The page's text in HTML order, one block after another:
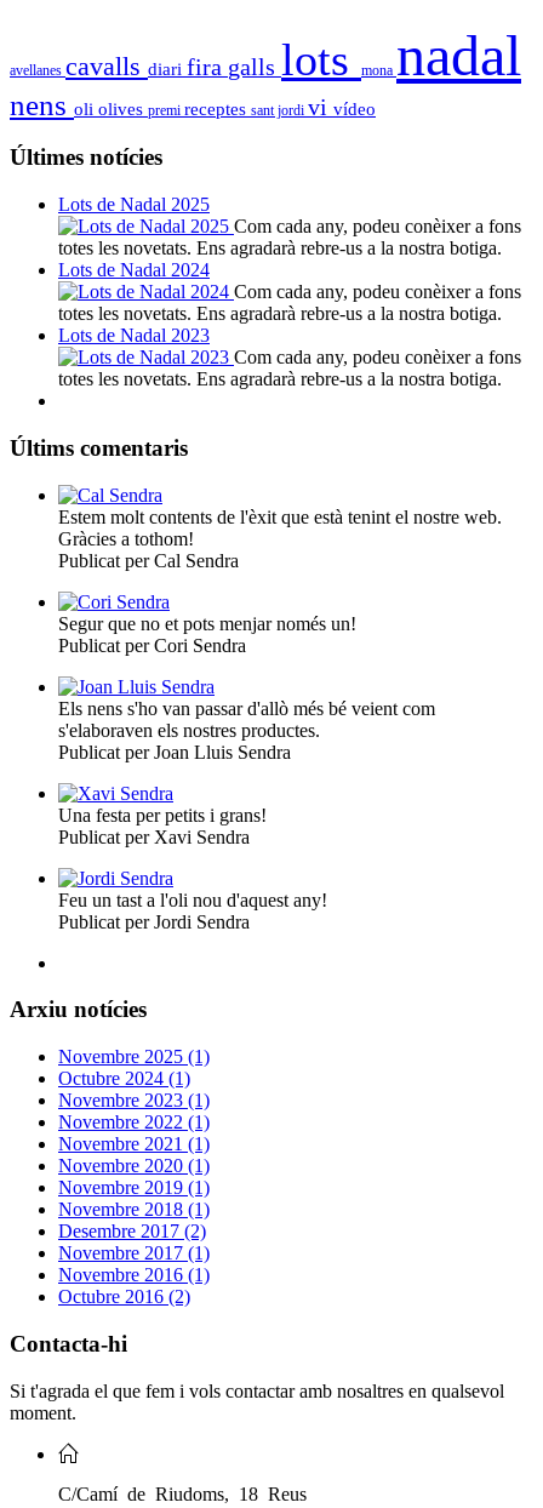
avellanes cavalls diari fira galls lots mona nadal
nens oli olives premi receptes sant jordi vi vídeo
Últimes notícies
Lots de Nadal 2025
Com cada any, podeu conèixer a fons
totes les novetats. Ens agradarà rebre-us a la nostra botiga.
Lots de Nadal 2024
Com cada any, podeu conèixer a fons
totes les novetats. Ens agradarà rebre-us a la nostra botiga.
Lots de Nadal 2023
Com cada any, podeu conèixer a fons
totes les novetats. Ens agradarà rebre-us a la nostra botiga.
Últims comentaris
Estem molt contents de l'èxit que està tenint el nostre web.
Gràcies a tothom!
Publicat per Cal Sendra
Segur que no et pots menjar només un!
Publicat per Cori Sendra
Els nens s'ho van passar d'allò més bé veient com
s'elaboraven els nostres productes.
Publicat per Joan Lluis Sendra
Una festa per petits i grans!
Publicat per Xavi Sendra
Feu un tast a l'oli nou d'aquest any!
Publicat per Jordi Sendra
Arxiu notícies
Novembre 2025 (1)
Octubre 2024 (1)
Novembre 2023 (1)
Novembre 2022 (1)
Novembre 2021 (1)
Novembre 2020 (1)
Novembre 2019 (1)
Novembre 2018 (1)
Desembre 2017 (2)
Novembre 2017 (1)
Novembre 2016 (1)
Octubre 2016 (2)
Contacta-hi
Si t'agrada el que fem i vols contactar amb nosaltres en qualsevol
moment.
C/Camí de Riudoms, 18 Reus